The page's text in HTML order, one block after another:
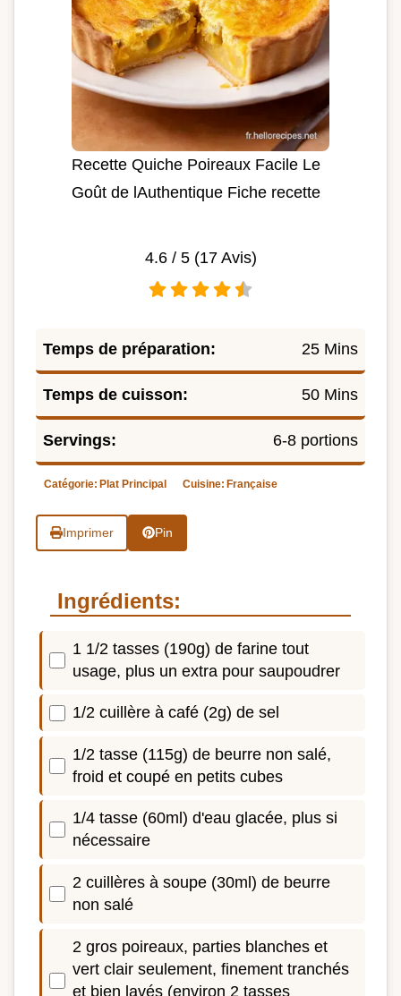
Recette Quiche Poireaux Facile Le
Goût de lAuthentique Fiche recette
4.6/ 5 (17Avis)
Temps de préparation: 25 Mins
Temps de cuisson: 50 Mins
Servings: 6-8 portions
Catégorie: Plat Principal Cuisine: Française
Imprimer Pin
Ingrédients:
1 1/2 tasses (190g) de farine tout
usage, plus un extra pour saupoudrer
1/2 cuillère à café (2g) de sel
1/2 tasse (115g) de beurre non salé,
froid et coupé en petits cubes
1/4 tasse (60ml) d'eau glacée, plus si
nécessaire
2 cuillères à soupe (30ml) de beurre
non salé
2 gros poireaux, parties blanches et
vert clair seulement, finement tranchés
et bien lavés (environ 2 tasses